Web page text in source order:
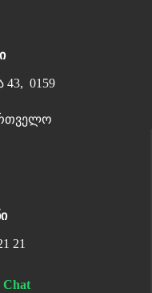
43, 0159
21
Chat